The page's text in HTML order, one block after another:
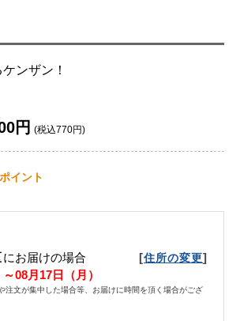
ンザン！
円 (税込770円)
ポイント
にお届けの場合 [住所の変更]
08月17日（月）
注文が集中した場合等、お届けに時間を頂く場合がござ